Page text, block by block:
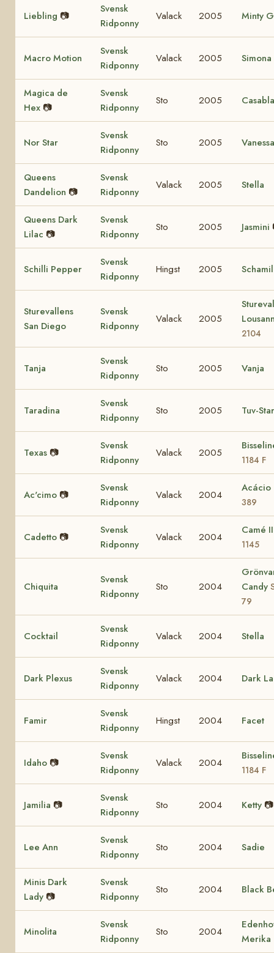
Liebling 📷
Svensk
Ridponny
Valack 2005 Minty
Macro Motion
Svensk
Ridponny
Valack 2005 Simona
Magica de
Hex 📷
Svensk
Ridponny
Sto 2005
Nor Star
Svensk
Ridponny
Sto 2005 Vanessa
Queens
Dandelion 📷
Svensk
Ridponny
Valack 2005 Stella
Queens Dark
Lilac 📷
Svensk
Ridponny
Sto 2005 Jasmini
Schilli Pepper
Svensk
Ridponny
Hingst 2005
Sturevallens
San Diego
Svensk
Ridponny
Valack 2005
2104
Tanja
Svensk
Ridponny
Sto 2005 Vanja
Taradina
Svensk
Ridponny
Sto 2005 Tuv-
Texas 📷
Svensk
Ridponny
Valack 2005
1184 F
Ac'cimo 📷
Svensk
Ridponny
Valack 2004
Acácio
389
Cadetto 📷
Svensk
Ridponny
Valack 2004
Camé
1145
Chiquita
Svensk
Ridponny
Sto 2004
Candy
79
Cocktail
Svensk
Ridponny
Valack 2004 Stella
Dark Plexus
Svensk
Ridponny
Valack 2004 Dark
Famir
Svensk
Ridponny
Hingst 2004 Facet
Idaho 📷
Svensk
Ridponny
Valack 2004
1184 F
Jamilia 📷
Svensk
Ridponny
Sto 2004 Ketty 📷
Lee Ann
Svensk
Ridponny
Sto 2004 Sadie
Minis Dark
Lady 📷
Svensk
Ridponny
Sto 2004 Black
Minolita
Svensk
Ridponny
Sto 2004
Merika